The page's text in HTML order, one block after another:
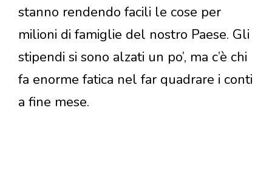
stanno rendendo facili le cose per
milioni di famiglie del nostro Paese. Gli
stipendi si sono alzati un po’, ma c’è chi
fa enorme fatica nel far quadrare i conti
a fine mese.